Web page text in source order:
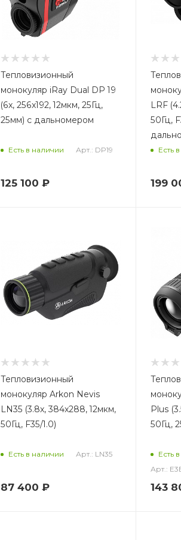
Тепловизионный
монокуляр iRay Dual DP 19
(6x, 256x192, 12мкм, 25Гц,
25мм) с дальномером
Есть в наличии Арт.: DP19
125 100 ₽
LRF
50Гц,
Есть
199
Тепловизионный
монокуляр Arkon Nevis
LN35 (3.8x, 384x288, 12мкм,
50Гц, F35/1.0)
Есть в наличии Арт.: LN35
87 400 ₽
Plus
50Гц,
Есть
Арт.:
143